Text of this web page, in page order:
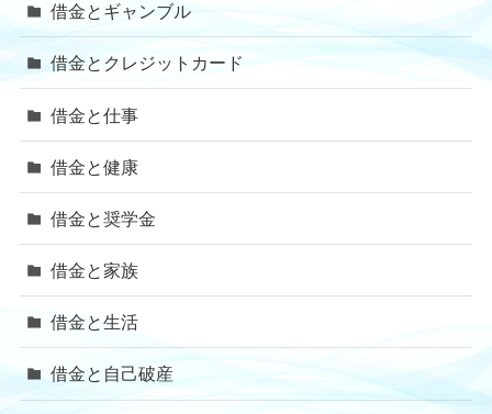
借金とギャンブル
借金とクレジットカード
借金と仕事
借金と健康
借金と奨学金
借金と家族
借金と生活
借金と自己破産